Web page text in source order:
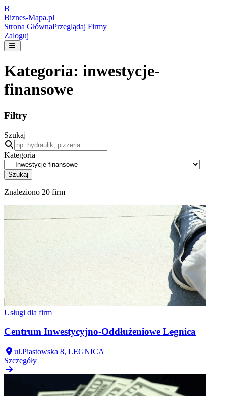
B
Biznes-Mapa.pl
Strona GłównaPrzeglądaj Firmy
Zaloguj
Kategoria: inwestycje-
finansowe
Filtry
Szukaj
Kategoria
Szukaj
Znaleziono 20 firm
Usługi dla firm
Centrum Inwestycyjno-Oddłużeniowe Legnica
ul.Piastowska 8, LEGNICA
Szczegóły